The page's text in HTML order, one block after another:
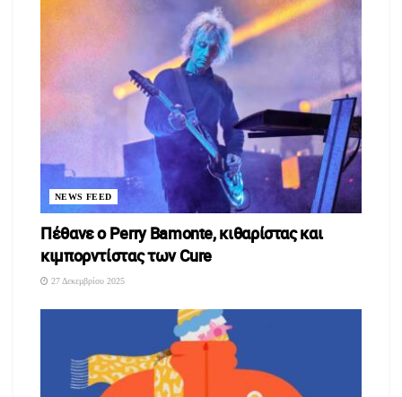
NEWS FEED
Πέθανε ο Perry Bamonte, κιθαρίστας και
κιμπορντίστας των Cure
27 Δεκεμβρίου 2025